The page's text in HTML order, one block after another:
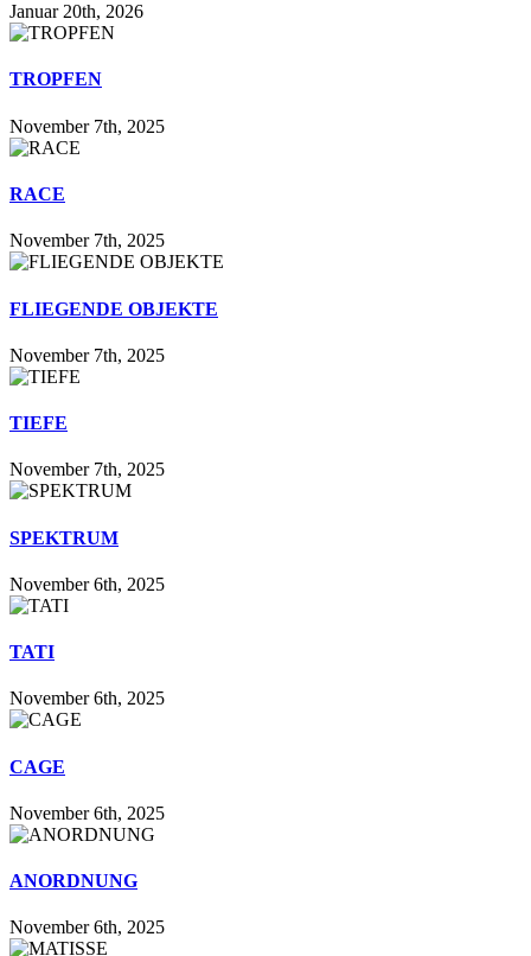
Januar 20th, 2026
TROPFEN
November 7th, 2025
RACE
November 7th, 2025
FLIEGENDE OBJEKTE
November 7th, 2025
TIEFE
November 7th, 2025
SPEKTRUM
November 6th, 2025
TATI
November 6th, 2025
CAGE
November 6th, 2025
ANORDNUNG
November 6th, 2025